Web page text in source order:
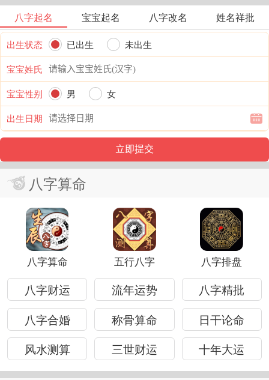
八字起名 宝宝起名 八字改名 姓名祥批
出生状态 已出生
未出生
宝宝姓氏
宝宝性别
男
女
出生日期
八字算命
八字算命 五行八字 八字排盘
八字财运 流年运势
八字精批
八字合婚
称骨算命
日干论命
风水测算
三世财运 十年大运